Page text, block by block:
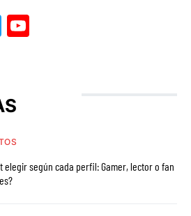
Twitter
elegir según cada perfil: Gamer, lector o fan